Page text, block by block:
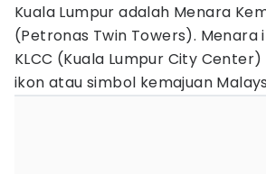
Kuala Lumpur adalah Menara
(Petronas Twin Towers). Menara
KLCC (Kuala Lumpur City
ikon atau simbol kemajuan